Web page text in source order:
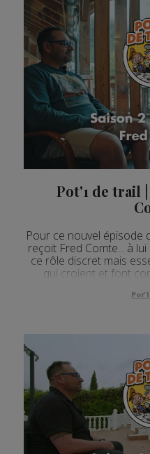
Pot'1 de trail
Pour ce nouvel épisode
reçoit Fred Comte... à
ce rôle discret mais
qui croient et font